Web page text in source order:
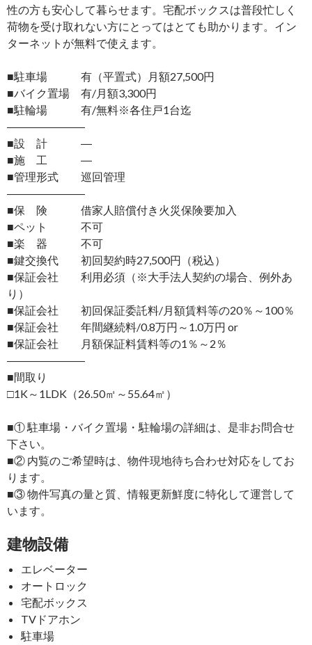
性の方も安心して暮らせます。宅配ボックスは普段忙しく
荷物を受け取れない方にとってはとても助かります。イン
ターネットが無料で使えます。
■駐車場 有（平置式）月額27,500円
■バイク置場 有/月額3,300円
■駐輪場 有/無料※各住戸1台迄
―――――――
■設 計 ―
■施 工 ―
■管理形式 巡回管理
―――――――
■保 険 借家人賠償付き火災保険要加入
■ペット 不可
■楽 器 不可
■鍵交換代 初回契約時27,500円（税込）
■保証会社 利用必須（※大手法人契約の場合、例外あ
り）
■保証会社 初回保証委託料/月額賃料等の20％～100％
■保証会社 年間継続料/0.8万円～1.0万円 or
■保証会社 月額保証料賃料等の1％～2％
―――――――
■間取り
□1K～1LDK（26.50㎡～55.64㎡）
■① 駐車場・バイク置場・駐輪場の詳細は、是非お問合せ
下さい。
■② 内覧のご希望時は、物件現地待ち合わせ対応をしてお
ります。
■③ 物件写真の量と質、情報更新鮮度に特化して運営して
います。
建物設備
エレベーター
オートロック
宅配ボックス
TVドアホン
駐車場